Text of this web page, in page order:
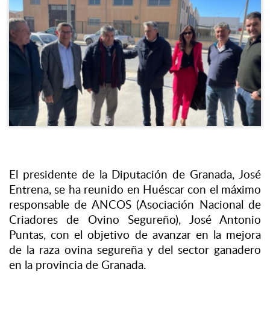
El presidente de la Diputación de Granada, José
Entrena, se ha reunido en Huéscar con el máximo
responsable de ANCOS (Asociación Nacional de
Criadores de Ovino Segureño), José Antonio
Puntas, con el objetivo de avanzar en la mejora
de la raza ovina segureña y del sector ganadero
en la provincia de Granada.